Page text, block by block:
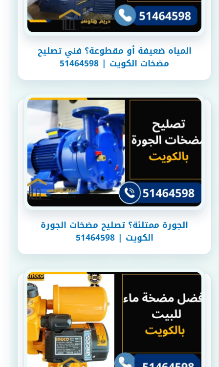
المياه ضعيفة أو مقطوعة؟ فني تصليح
مضخات الكويت | 51464598
الجورة ممتلئة؟ تصليح مضخات الجورة
الكويت | 51464598